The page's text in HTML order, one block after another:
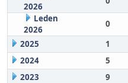
2026
Leden
2026
0
2025
1
2024
5
2023
9